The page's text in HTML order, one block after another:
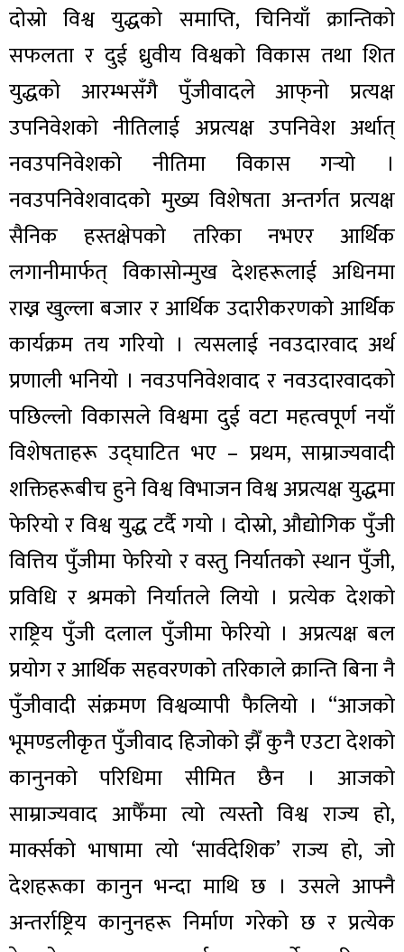
दोस्रो विश्व युद्धको समाप्ति, चिनियाँ क्रान्तिको
सफलता र दुई ध्रुवीय विश्वको विकास तथा शित
युद्धको आरम्भसँगै पुँजीवादले आफ्‌नो प्रत्यक्ष
उपनिवेशको नीतिलाई अप्रत्यक्ष उपनिवेश अर्थात्
नवउपनिवेशको नीतिमा विकास गर्‍यो ।
नवउपनिवेशवादको मुख्य विशेषता अन्तर्गत प्रत्यक्ष
सैनिक हस्तक्षेपको तरिका नभएर आर्थिक
लगानीमार्फत् विकासोन्मुख देशहरूलाई अधिनमा
राख्न खुल्ला बजार र आर्थिक उदारीकरणको आर्थिक
कार्यक्रम तय गरियो । त्यसलाई नवउदारवाद अर्थ
प्रणाली भनियो । नवउपनिवेशवाद र नवउदारवादको
पछिल्लो विकासले विश्वमा दुई वटा महत्वपूर्ण नयाँ
विशेषताहरू उद्घाटित भए – प्रथम, साम्राज्यवादी
शक्तिहरूबीच हुने विश्व विभाजन विश्व अप्रत्यक्ष युद्धमा
फेरियो र विश्व युद्ध टर्दै गयो । दोस्रो, औद्योगिक पुँजी
वित्तिय पुँजीमा फेरियो र वस्तु निर्यातको स्थान पुँजी,
प्रविधि र श्रमको निर्यातले लियो । प्रत्येक देशको
राष्ट्रिय पुँजी दलाल पुँजीमा फेरियो । अप्रत्यक्ष बल
प्रयोग र आर्थिक सहवरणको तरिकाले क्रान्ति बिना नै
पुँजीवादी संक्रमण विश्वव्यापी फैलियो । “आजको
भूमण्डलीकृत पुँजीवाद हिजोको झैँ कुनै एउटा देशको
कानुनको परिधिमा सीमित छैन । आजको
साम्राज्यवाद आफैँमा त्यो त्यस्तोे विश्व राज्य हो,
मार्क्सको भाषामा त्यो ‘सार्वदेशिक’ राज्य हो, जो
देशहरूका कानुन भन्दा माथि छ । उसले आफ्नै
अन्तर्राष्ट्रिय कानुनहरू निर्माण गरेको छ र प्रत्येक